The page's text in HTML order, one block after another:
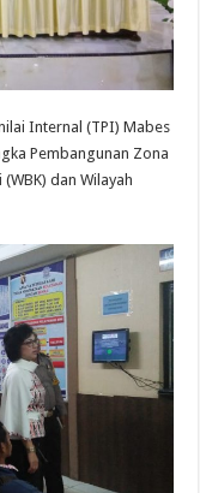
Internal (TPI) Mabes
Pembangunan Zona
dan Wilayah